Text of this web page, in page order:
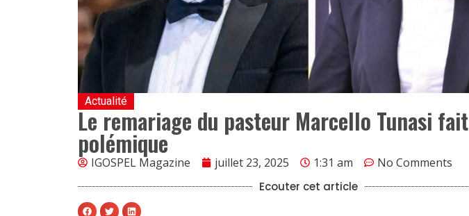
Actualité
Le remariage du pasteur Marcello Tunasi fait
polémique
IGOSPEL Magazine juillet 23, 2025 1:31 am No Comments
Ecouter cet article